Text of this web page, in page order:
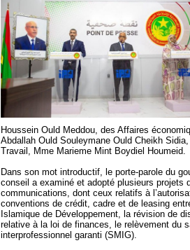
Houssein Ould Meddou, des Affaires
Abdallah Ould Souleymane Ould Cheikh
Travail, Mme Marieme Mint Boydiel Houmeid.
Dans son mot introductif, le porte-parole du
conseil a examiné et adopté plusieurs projets
communications, dont ceux relatifs à
conventions de crédit, cadre et de leasing
Islamique de Développement, la révision de
relative à la loi de finances, le relèvement du
interprofessionnel garanti (SMIG).